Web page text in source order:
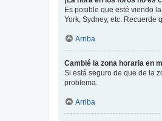
Es posible que esté viendo
York, Sydney, etc. Recuerde
Arriba
Cambié la zona horaria en
Si está seguro de que de la
problema.
Arriba